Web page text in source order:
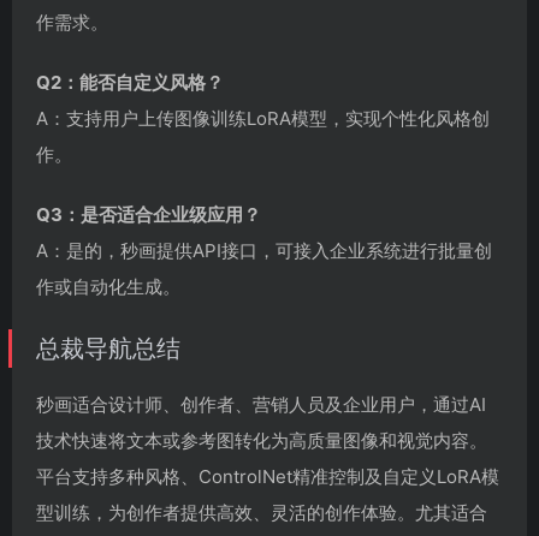
作需求。
Q2：能否自定义风格？
A：支持用户上传图像训练LoRA模型，实现个性化风格创
作。
Q3：是否适合企业级应用？
A：是的，秒画提供API接口，可接入企业系统进行批量创
作或自动化生成。
总裁导航总结
秒画适合设计师、创作者、营销人员及企业用户，通过AI
技术快速将文本或参考图转化为高质量图像和视觉内容。
平台支持多种风格、ControlNet精准控制及自定义LoRA模
型训练，为创作者提供高效、灵活的创作体验。尤其适合